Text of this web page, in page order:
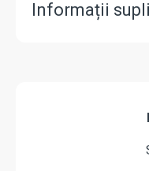
Informații